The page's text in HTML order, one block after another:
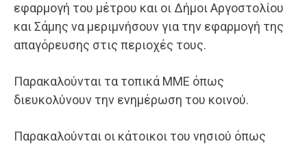
εφαρμογή του μέτρου και οι Δήμοι Αργοστολίου
και Σάμης να μεριμνήσουν για την εφαρμογή της
απαγόρευσης στις περιοχές τους.
Παρακαλούνται τα τοπικά ΜΜΕ όπως
διευκολύνουν την ενημέρωση του κοινού.
Παρακαλούνται οι κάτοικοι του νησιού όπως